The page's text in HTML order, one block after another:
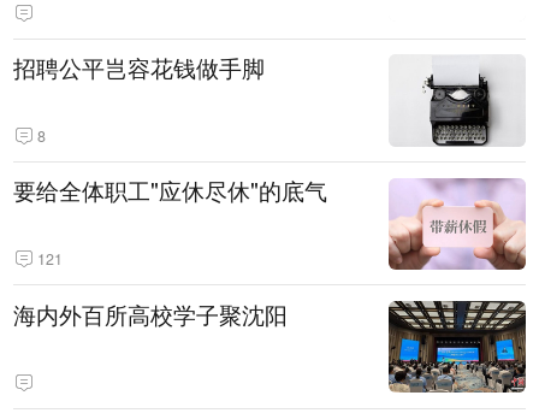
招聘公平岂容花钱做手脚
8
要给全体职工"应休尽休"的底气
121
海内外百所高校学子聚沈阳